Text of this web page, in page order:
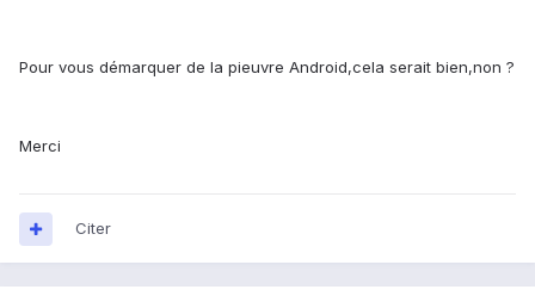
Pour vous démarquer de la pieuvre Android,cela serait bien,non ?
Merci
Citer